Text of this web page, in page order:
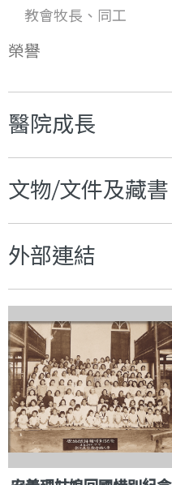
教會牧長、同工
榮譽
醫院成長
文物/文件及藏書
外部連結